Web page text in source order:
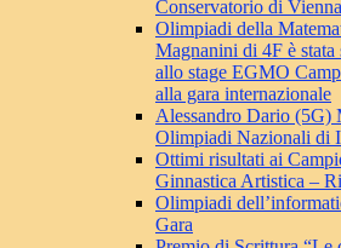
Conservatorio di Vienna
Olimpiadi della
Magnanini di 4F è stata
allo stage EGMO
alla gara internazionale
Alessandro Dario (5G)
Olimpiadi Nazionali di
Ottimi risultati ai
Ginnastica Artistica –
Olimpiadi
Gara